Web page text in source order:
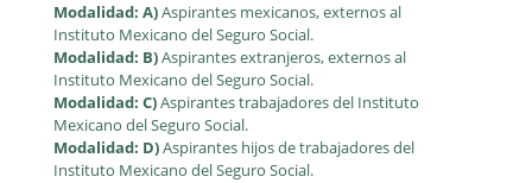
Modalidad: A)Aspirantes mexicanos, externos al
Instituto Mexicano del Seguro Social.
Modalidad: B)Aspirantes extranjeros, externos al
Instituto Mexicano del Seguro Social.
Modalidad: C)Aspirantes trabajadores del Instituto
Mexicano del Seguro Social.
Modalidad: D)Aspirantes hijos de trabajadores del
Instituto Mexicano del Seguro Social.